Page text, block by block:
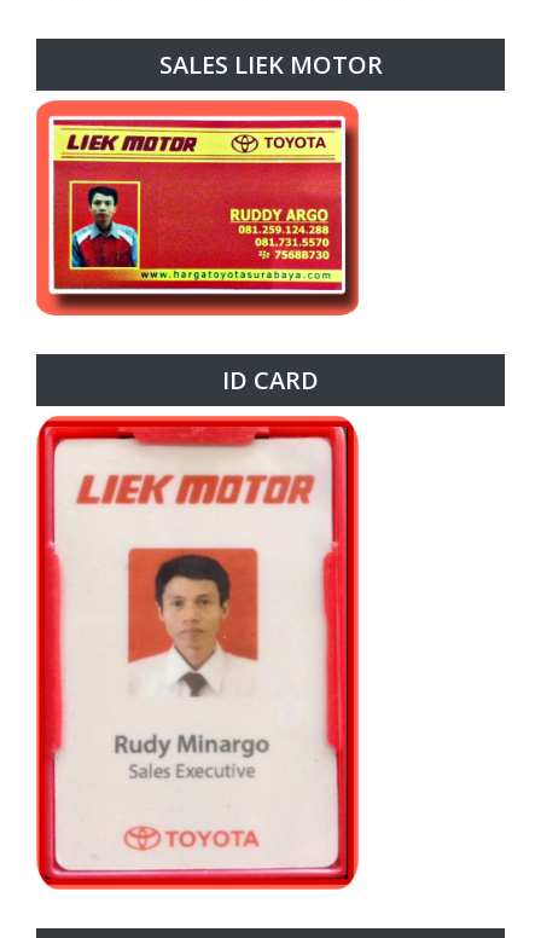
SALES LIEK MOTOR
ID CARD